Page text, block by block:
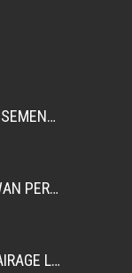
RÉDUIRE L’ÉBLOUISSEMENT: UGR, GR ET TI DANS LA CONCEPTION DE L’ÉCLAIRAGE
COMMENT LORA/WAN PERMET L’ÉCLAIRAGE PUBLIC INTELLIGENT
LE GUIDE DE L’ÉCLAIRAGE LEDEX